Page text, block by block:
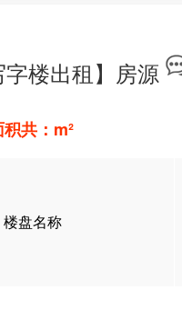
字楼出租】房源
共：m²
楼盘名称